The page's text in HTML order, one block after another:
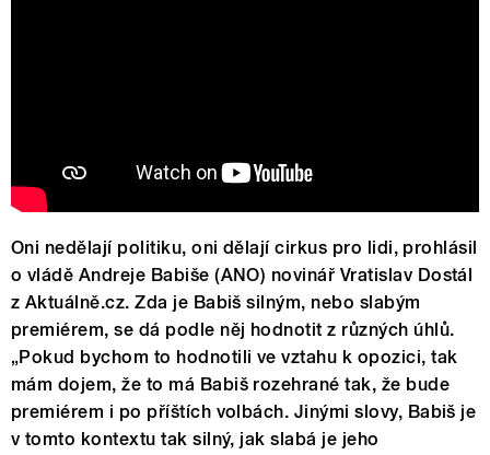
Oni nedělají politiku, oni dělají cirkus pro lidi, prohlásil
o vládě Andreje Babiše (ANO) novinář Vratislav Dostál
z Aktuálně.cz. Zda je Babiš silným, nebo slabým
premiérem, se dá podle něj hodnotit z různých úhlů.
„Pokud bychom to hodnotili ve vztahu k opozici, tak
mám dojem, že to má Babiš rozehrané tak, že bude
premiérem i po příštích volbách. Jinými slovy, Babiš je
v tomto kontextu tak silný, jak slabá je jeho